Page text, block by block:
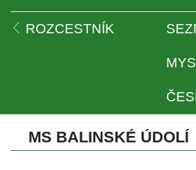
ROZCESTNÍK
MS BALINSKÉ ÚDOLÍ